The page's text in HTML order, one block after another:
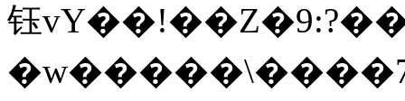
钰vY��!��Z�9:?�
�w��